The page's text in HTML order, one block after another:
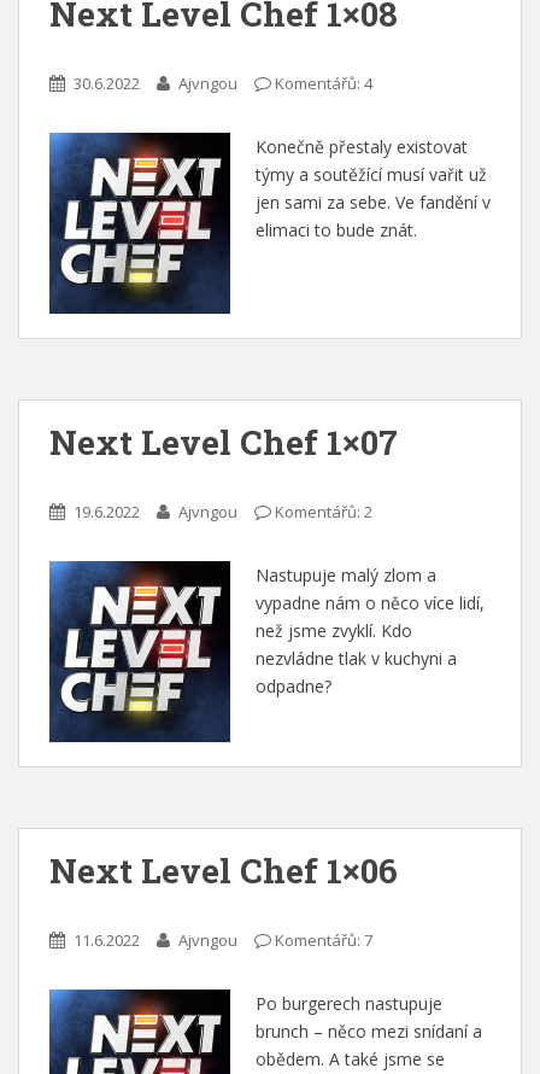
Next Level Chef 1×08
30.6.2022 Ajvngou Komentářů: 4
Konečně přestaly existovat
týmy a soutěžící musí vařit už
jen sami za sebe. Ve fandění v
elimaci to bude znát.
Next Level Chef 1×07
19.6.2022 Ajvngou Komentářů: 2
Nastupuje malý zlom a
vypadne nám o něco více lidí,
než jsme zvyklí. Kdo
nezvládne tlak v kuchyni a
odpadne?
Next Level Chef 1×06
11.6.2022 Ajvngou Komentářů: 7
Po burgerech nastupuje
brunch – něco mezi snídaní a
obědem. A také jsme se